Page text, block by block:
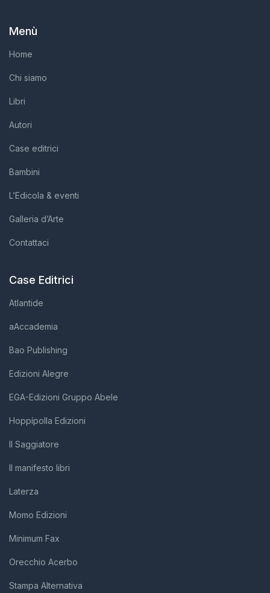
Menù
Home
Chi siamo
Libri
Autori
Case editrici
Bambini
L’Edicola & eventi
Galleria d’Arte
Contattaci
Case Editrici
Atlantide
aAccademia
Bao Publishing
Edizioni Alegre
EGA-Edizioni Gruppo Abele
Hoppípolla Edizioni
Il Saggiatore
Il manifesto libri
Laterza
Momo Edizioni
Minimum Fax
Orecchio Acerbo
Stampa Alternativa